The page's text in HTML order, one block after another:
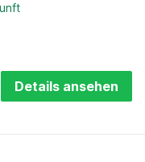
Details ansehen